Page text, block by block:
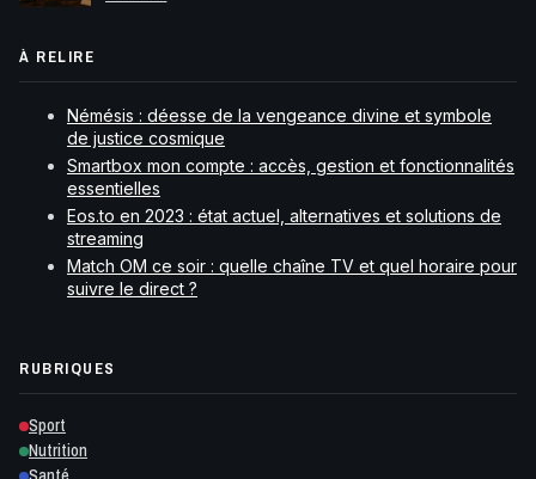
À RELIRE
Némésis : déesse de la vengeance divine et symbole
de justice cosmique
Smartbox mon compte : accès, gestion et fonctionnalités
essentielles
Eos.to en 2023 : état actuel, alternatives et solutions de
streaming
Match OM ce soir : quelle chaîne TV et quel horaire pour
suivre le direct ?
RUBRIQUES
Sport
Nutrition